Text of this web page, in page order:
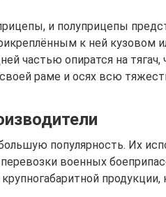
и полуприцепы
к ней кузовом
частью опиратся на
раме и осях всю
популярность. Их
военных
продукции,